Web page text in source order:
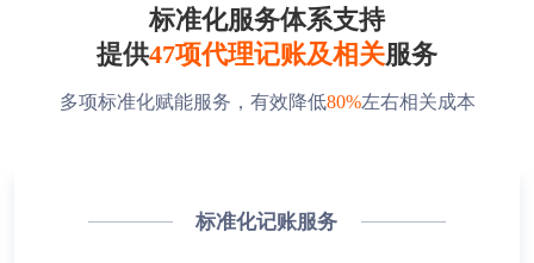
标准化服务体系支持
提供47项代理记账及相关服务
多项标准化赋能服务，有效降低80%左右相关成本
标准化记账服务